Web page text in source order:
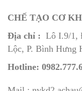
CHẾ TẠO CƠ
Địa chỉ : Lô I.9/1,
Lộc, P. Bình Hưng
Hotline: